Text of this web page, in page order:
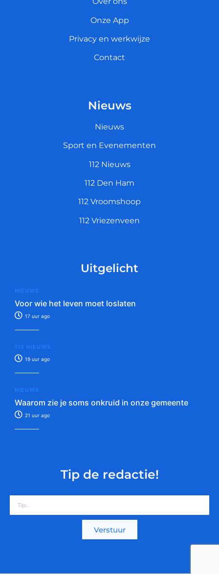
Onze App
Privacy en werkwijze
Contact
Nieuws
Nieuws
Sport en Evenementen
112 Nieuws
112 Den Ham
112 Vroomshoop
112 Vriezenveen
Uitgelicht
NIEUWS
Voor wie het leven moet loslaten
17 uur ago
112 NIEUWS
19 uur ago
NIEUWS
Waarom zie je soms onkruid in onze gemeente
21 uur ago
Tip de redactie!
Verstuur